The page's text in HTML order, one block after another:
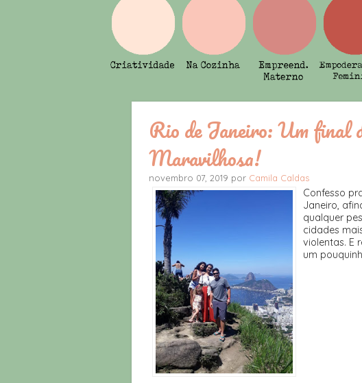
Rio de Janeiro: Um final
Maravilhosa!
novembro 07, 2019 por Camila Caldas
Confesso
Janeiro,
qualquer
cidades
violentas. E
um